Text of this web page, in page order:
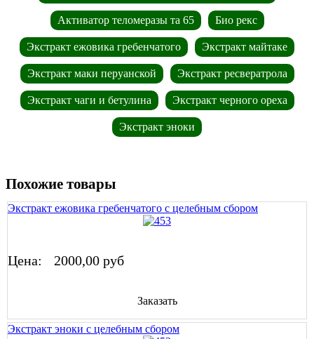
Активатор теломеразы та 65 Био рекс
Экстракт ежовика гребенчатого Экстракт майтаке
Экстракт маки перуанской Экстракт ресвератрола
Экстракт чаги и бетулина Экстракт черного ореха
Экстракт эноки
Похожие товары
Экстракт ежовика гребенчатого с целебным сбором
Цена: 2000,00 руб
Заказать
Экстракт эноки с целебным сбором